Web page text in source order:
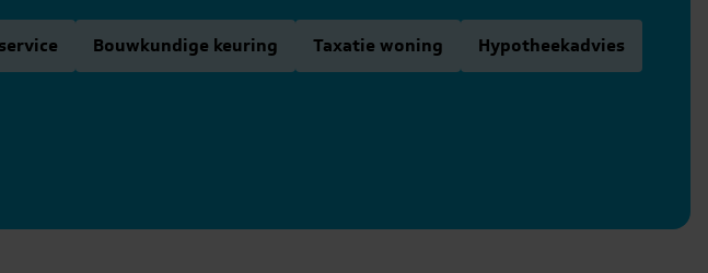
Bouwkundige keuring Taxatie woning Hypotheekadvies